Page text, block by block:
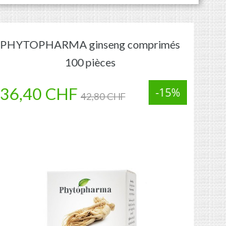
PHYTOPHARMA ginseng comprimés
100 pièces
36,40 CHF 42,80 CHF -15%